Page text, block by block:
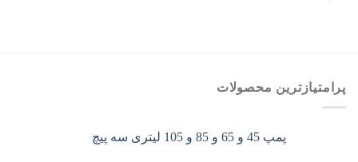
پرامتیازترین محصولات
پمپ 45 و 65 و 85 و 105 لیتری سه پیچ